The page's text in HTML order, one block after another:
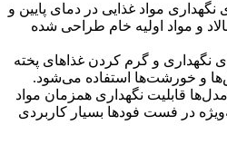
نگهداری مواد غذایی در دمای پایین و
و مواد اولیه خام طراحی شده
نگهداری و گرم کردن غذاهای پخته
و خورشت‌ها استفاده می‌شود.
قابلیت نگهداری همزمان مواد
در فست فودها بسیار کاربردی